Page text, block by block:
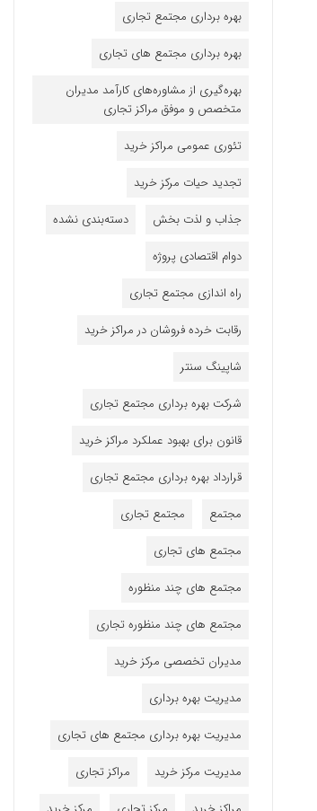
بهره برداری مجتمع تجاری
بهره برداری مجتمع های تجاری
بهره‌گیری از مشاوره‌های کارآمد مدیران
متخصص و موفق مراکز تجاری
تئوری عمومی مراکز خرید
تجدید حیات مرکز خرید
جذاب و لذت بخش
دسته‌بندی نشده
دوام اقتصادی پروژه
راه اندازی مجتمع تجاری
رقابت خرده فروشان در مراکز خرید
شاپینگ سنتر
شرکت بهره برداری مجتمع تجاری
قانون برای بهبود عملکرد مراکز خرید
قرارداد بهره برداری مجتمع تجاری
مجتمع
مجتمع تجاری
مجتمع های تجاری
مجتمع های چند منظوره
مجتمع های چند منظوره تجاری
مدیران تخصصی مرکز خرید
مدیریت بهره برداری
مدیریت بهره برداری مجتمع های تجاری
مدیریت مرکز خرید
مراکز تجاری